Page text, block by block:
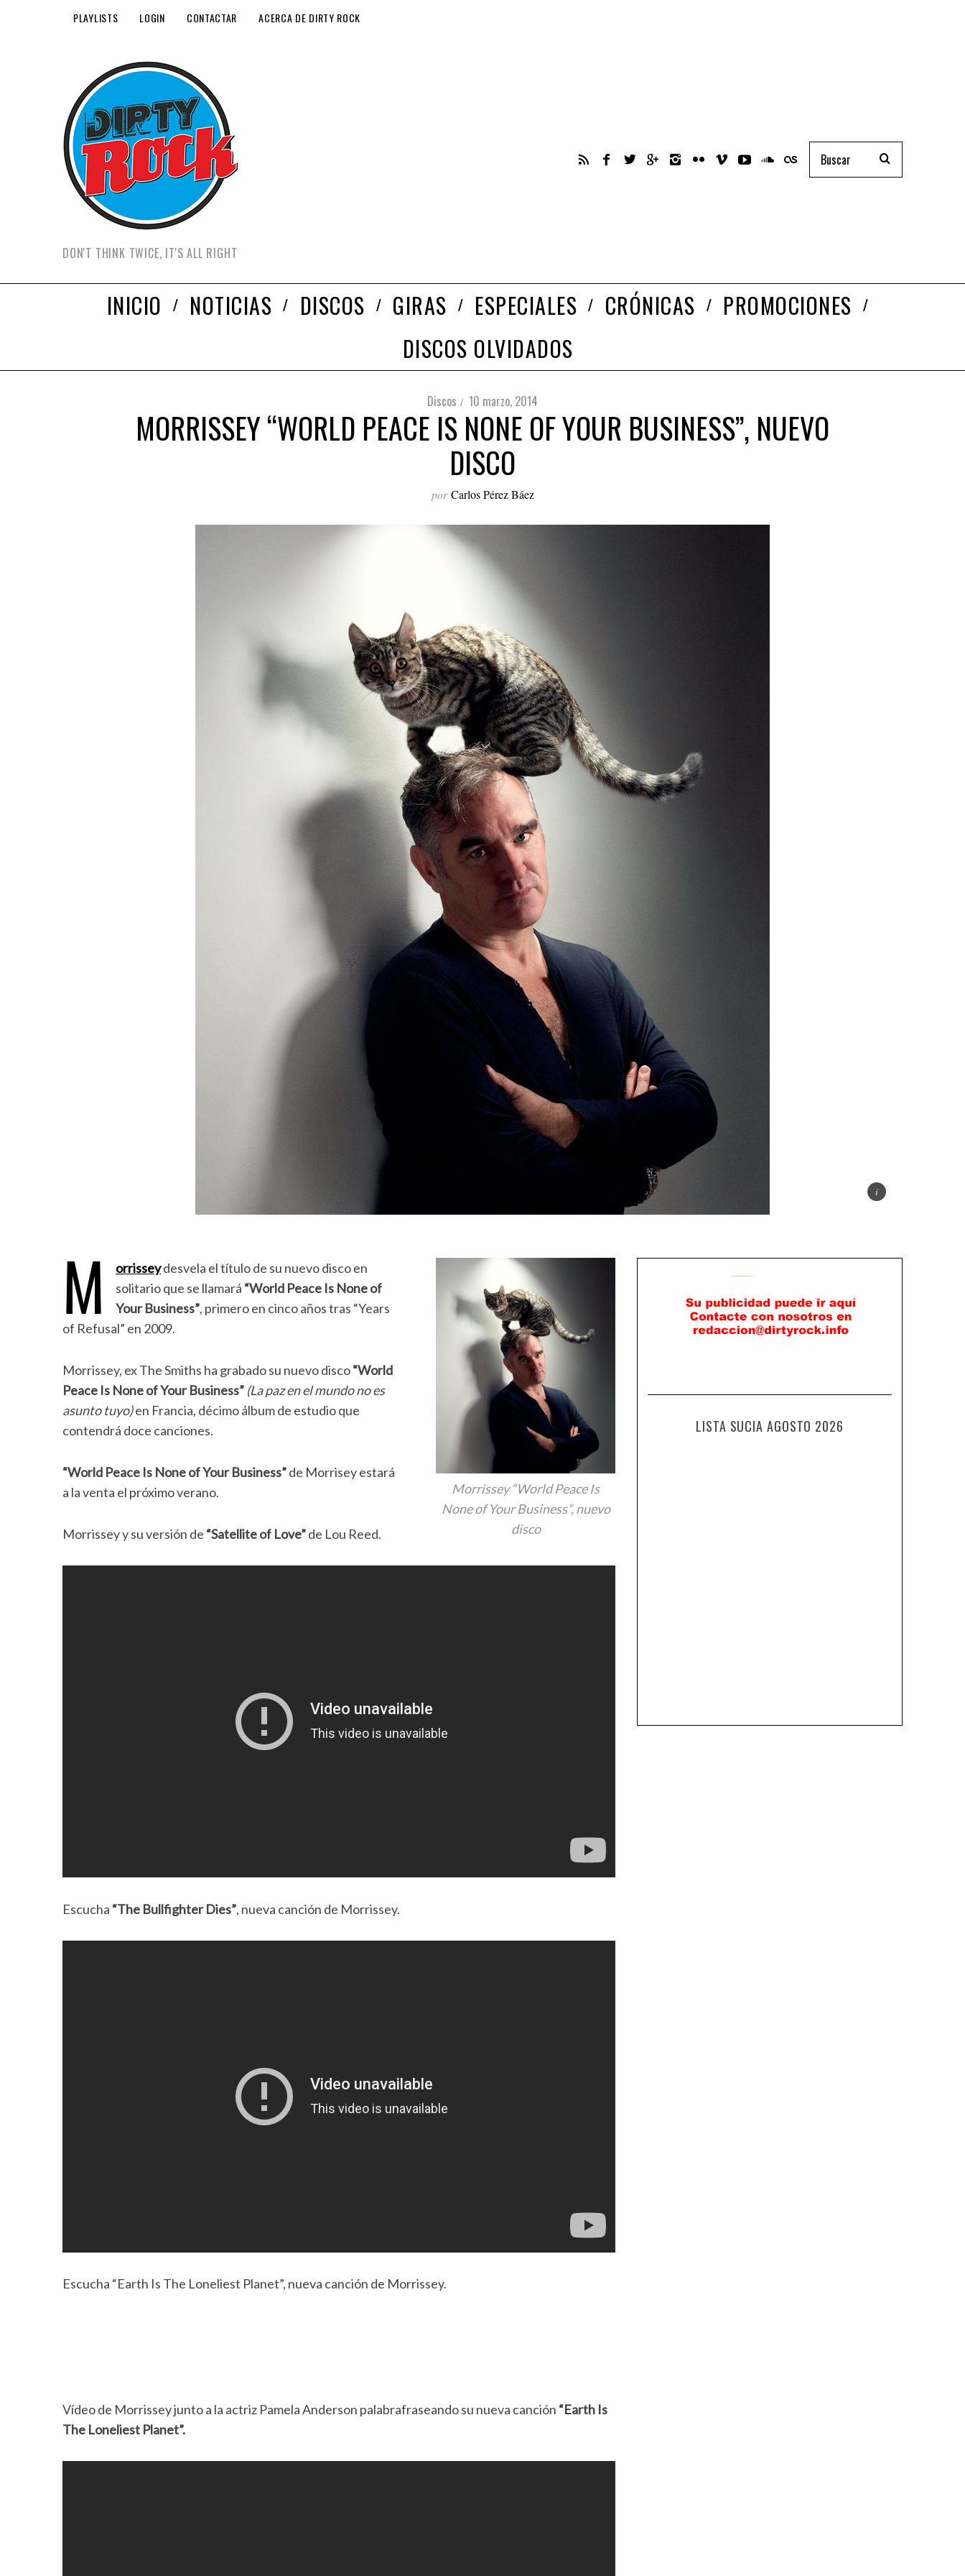
PLAYLISTS LOGIN CONTACTAR ACERCA DE DIRTY ROCK
DON'T THINK TWICE, IT'S ALL RIGHT
INICIO NOTICIAS DISCOS GIRAS ESPECIALES CRÓNICAS
PROMOCIONES
DISCOS OLVIDADOS
Discos 10 marzo, 2014
MORRISSEY “WORLD PEACE IS NONE OF YOUR BUSINESS”, NUEVO
DISCO
por Carlos Pérez Báez
Morrissey “World Peace Is
None of Your Business”, nuevo
disco
M orrisseydesvela el título de su nuevo disco en
solitario que se llamará “World Peace Is None of
Your Business”, primero en cinco años tras “Years
of Refusal” en 2009.
Morrissey, ex The Smiths ha grabado su nuevo disco“World
Peace Is None of Your Business” (La paz en el mundo no es
asunto tuyo)en Francia, décimo álbum de estudio que
contendrá doce canciones.
“World Peace Is None of Your Business”de Morrisey estará
a la venta el próximo verano.
Morrissey y su versión de “Satellite of Love”de Lou Reed.
Escucha “The Bullfighter Dies”, nueva canción de Morrissey.
Escucha “Earth Is The Loneliest Planet”, nueva canción de Morrissey.
Vídeo de Morrissey junto a la actriz Pamela Anderson palabrafraseando su nueva canción “Earth Is
The Loneliest Planet”.
LISTA SUCIA AGOSTO 2026